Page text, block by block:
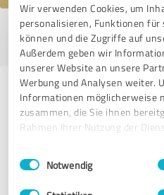
Wir verwenden Cookies, um
personalisieren, Funktionen für
können und die Zugriffe auf
Außerdem geben wir
unserer Website an unsere
Werbung und Analysen weiter.
Informationen möglicherweise
zusammen, die Sie ihnen
Rahmen Ihrer Nutzung der
Impressum
Einwilligungsauswahl
Notwendig
Profil aktiv seit 26.11.2020 | Letzte
Erfahrungen
Anbietern
Lehmann GmbH